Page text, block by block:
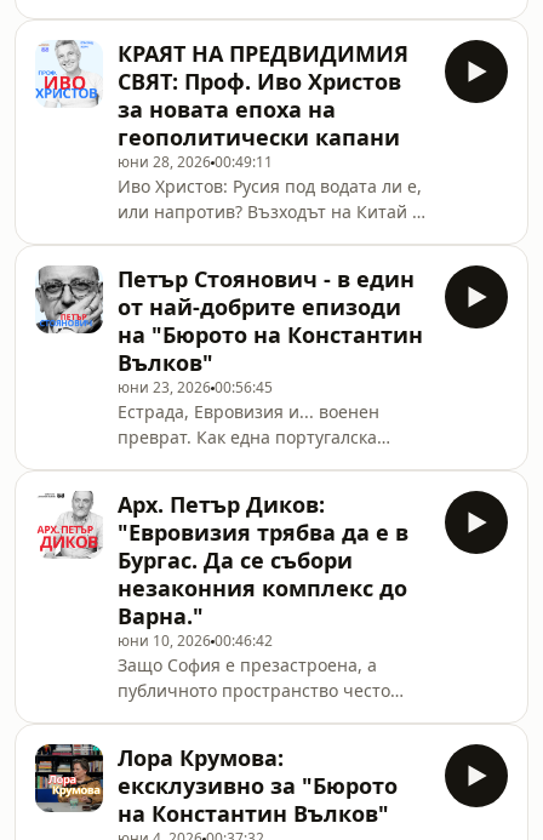
пресъздават разговора такъв,
прочета ръкописа и да поговорим и
аз приех с онова усещане, което
идва, когато знаеш, че предстои
нещо хубаво.Говорихме за
приятелството. За доверието. За
предателството и за това дали
прошката наистина е изцелението,
за което всички говорят. За
наивността като учител. За
КРАЯТ НА ПРЕДВИДИМИЯ
СВЯТ: Проф. Иво Христов
за новата епоха на
геополитически капани
юни 28, 202600:49:11
Иво Христов: Русия под водата ли е,
или напротив? Възходът на Китай и
географията и транспортните
коридори се превръщат в най-
мощното оръжие? Защо светът
стана по-лабилен точно в пика на
технологиите и науката и защо
циклите на историята ни връщат
към навечерието на Първата
световна война?В това специално
издание на „Бюрото на Константин
Вълко
Петър Стоянович - в един
от най-добрите епизоди
на "Бюрото на Константин
Вълков"
юни 23, 202600:56:45
Естрада, Евровизия и... военен
преврат. Как една португалска
превръща в таен радиосигнал за
началото на „Революцията на
карамфилите“? В това специално
издание на „Бюрото на Константин
Вълков“ (16 юни 2026 г.) гостува
проф. Петър Стоянович.
Разговаряме за анатомията на
превратите и държавното
управление от Кимон Георгиев и
Арх. Петър Диков:
"Евровизия трябва да е в
Бургас. Да се събори
незаконния комплекс до
Варна."
юни 10, 202600:46:42
Защо София е презастроена, а
публичното пространство често
при който изникват десетки сгради
край Варна без нито едно
разрешение в защитена зона, и
Лора Крумова:
ексклузивно за "Бюрото
на Константин Вълков"